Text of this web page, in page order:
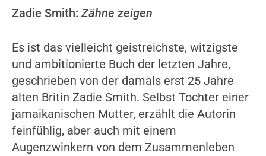
Zadie Smith:Zähne zeigen
Es ist das vielleicht geistreichste, witzigste
und ambitionierte Buch der letzten Jahre,
geschrieben von der damals erst 25 Jahre
alten Britin Zadie Smith. Selbst Tochter einer
jamaikanischen Mutter, erzählt die Autorin
feinfühlig, aber auch mit einem
Augenzwinkern von dem Zusammenleben